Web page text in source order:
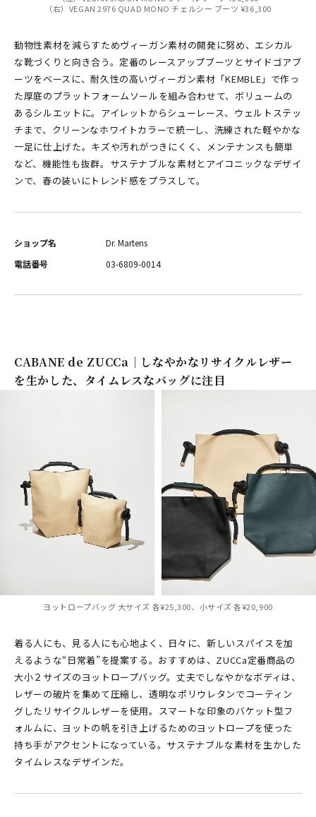
（右）VEGAN 2976 QUAD MONO チェルシー ブーツ ¥36,300
動物性素材を減らすためヴィーガン素材の開発に努め、エシカル
な靴づくりと向き合う。定番のレースアップブーツとサイドゴアブ
ーツをベースに、耐久性の高いヴィーガン素材「KEMBLE」で作っ
た厚底のプラットフォームソールを組み合わせて、ボリュームの
あるシルエットに。アイレットからシューレース、ウェルトステッ
チまで、クリーンなホワイトカラーで統一し、洗練された軽やかな
一足に仕上げた。キズや汚れがつきにくく、メンテナンスも簡単
など、機能性も抜群。サステナブルな素材とアイコニックなデザイ
ンで、春の装いにトレンド感をプラスして。
ショップ名
Dr. Martens
電話番号
03-6809-0014
CABANE de ZUCCa｜しなやかなリサイクルレザー
を生かした、タイムレスなバッグに注目
ヨットロープバッグ 大サイズ 各¥25,300、小サイズ 各¥20,900
着る人にも、見る人にも心地よく、日々に、新しいスパイスを加
えるような“日常着”を提案する。おすすめは、ZUCCa定番商品の
大小２サイズのヨットロープバッグ。丈夫でしなやかなボディは、
レザーの破片を集めて圧縮し、透明なポリウレタンでコーティン
グしたリサイクルレザーを使用。スマートな印象のバケット型フ
ォルムに、ヨットの帆を引き上げるためのヨットロープを使った
持ち手がアクセントになっている。サステナブルな素材を生かした
タイムレスなデザインだ。